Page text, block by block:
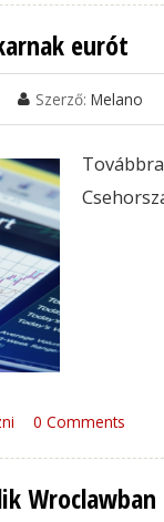
eurót
Szerző: Melano
0 Comments
Wroclawban